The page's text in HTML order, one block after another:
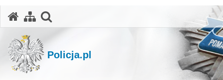
Policja.pl